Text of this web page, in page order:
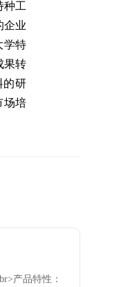
种工
企业
学特
果转
的研
场培
产品特性：